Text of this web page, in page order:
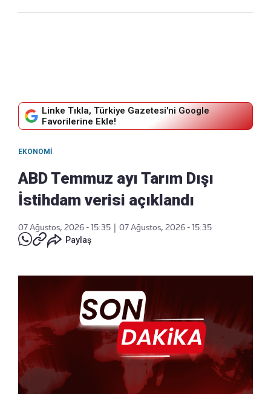
Linke Tıkla, Türkiye Gazetesi'ni Google
Favorilerine Ekle!
EKONOMI
ABD Temmuz ayı Tarım Dışı
İstihdam verisi açıklandı
07 Ağustos, 2026 - 15:35
07 Ağustos, 2026 - 15:35
Paylaş